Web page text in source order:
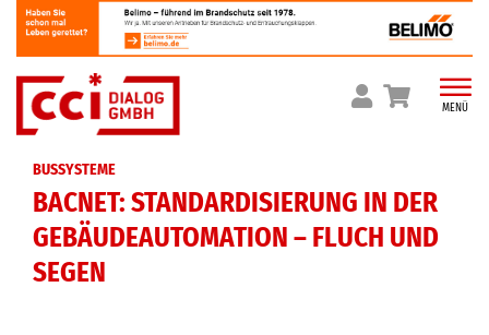
Skip
to
content
MENÜ
BUSSYSTEME
BACNET: STANDARDISIERUNG IN DER
GEBÄUDEAUTOMATION – FLUCH UND
SEGEN